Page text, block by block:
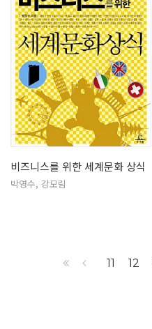
비즈니스를 위한 세계문화 상식
박영수, 강모림
11 12